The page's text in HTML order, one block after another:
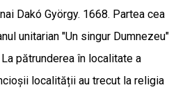
Dakó György. 1668. Partea cea
unitarian "Un singur Dumnezeu"
pătrunderea în localitate a
localității au trecut la religia